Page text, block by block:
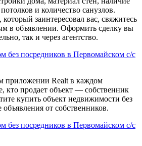
и количество санузлов.
заинтересовал вас, свяжитесь
в объявлении. Оформить сделку вы
так и через агентство.
без посредников в Первомайском с/с
приложении Realt в каждом
кто продает объект — собственник
купить объект недвижимости без
от собственников.
без посредников в Первомайском с/с